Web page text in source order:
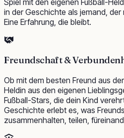
Spiel mit den eigenen Fußball-
in der Geschichte als jemand,
Eine Erfahrung, die bleibt.
Freundschaft &
Ob mit dem besten Freund aus
Heldin aus den eigenen
Fußball-Stars, die dein Kind
Geschichte erlebt es, was
zusammenhalten, teilen,